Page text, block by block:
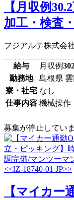
【月収例
加工・検査
フジアルテ株式会
給与 月収例
勤務地
島根県
寮・社宅 なし
仕事内容 機械操作
募集が停止してい
【マイカー